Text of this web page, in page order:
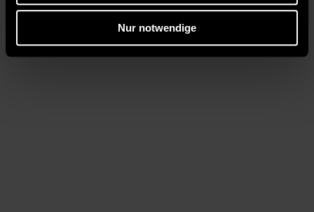
Nur notwendige